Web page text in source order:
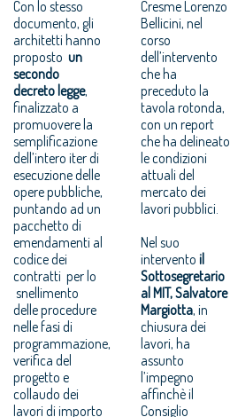
Con lo stesso
documento, gli
architetti hanno
proposto un
secondo
decreto legge,
finalizzato a
promuovere la
semplificazione
dell’intero iter di
esecuzione delle
opere pubbliche,
puntando ad un
pacchetto di
emendamenti al
codice dei
contratti per lo
snellimento
delle procedure
nelle fasi di
programmazione,
verifica del
progetto e
collaudo dei
lavori di importo
Cresme Lorenzo
Bellicini, nel
corso
dell’intervento
che ha
preceduto la
tavola rotonda,
con un report
che ha delineato
le condizioni
attuali del
mercato dei
lavori pubblici.
Nel suo
interventoil
Sottosegretario
al MIT, Salvatore
Margiotta, in
chiusura dei
lavori, ha
assunto
l’impegno
affinchè il
Consiglio